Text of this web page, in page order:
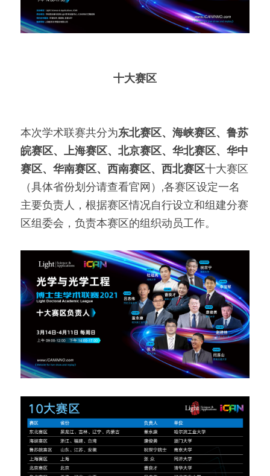
十大赛区
本次学术联赛共分为东北赛区、海峡赛区、鲁苏
皖赛区、上海赛区、北京赛区、华北赛区、华中
赛区、华南赛区、西南赛区、西北赛区十大赛区
（具体省份划分请查看官网）,各赛区设定一名
主要负责人，根据赛区情况自行设立和组建分赛
区组委会，负责本赛区的组织动员工作。